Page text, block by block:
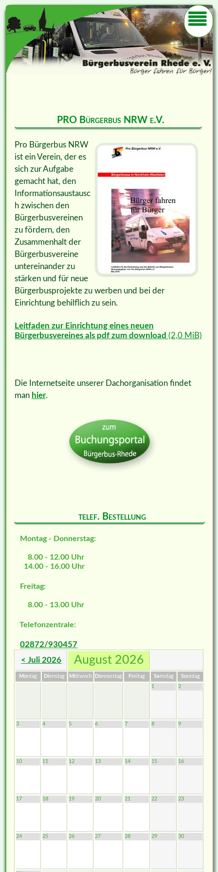
PRO Bürgerbus NRW e.V.
Pro Bürgerbus NRW
ist ein Verein, der es
sich zur Aufgabe
gemacht hat, den
Informationsaustausc
h zwischen den
Bürgerbusvereinen
zu fördern, den
Zusammenhalt der
Bürgerbusvereine
untereinander zu
stärken und für neue
Bürgerbusprojekte zu werben und bei der
Einrichtung behilflich zu sein.
Leitfaden zur Einrichtung eines neuen
Bürgerbusvereines als pdf zum download (2,0 MiB)
Die Internetseite unserer Dachorganisation findet
man hier.
telef. Bestellung
Montag - Donnerstag:
8.00 - 12.00 Uhr
14.00 - 16.00 Uhr
Freitag:
8.00 - 13.00 Uhr
Telefonzentrale:
02872/930457
< Juli 2026 August 2026
Montag Dienstag Mittwoch Donnerstag Freitag Samstag Sonntag
1
2
3 4 5 6 7 8 9
10 11 12 13 14 15 16
17 18 19 20 21 22 23
24 25 26 27 28 29 30